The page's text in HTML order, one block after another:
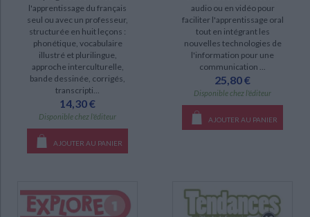
l'apprentissage du français
seul ou avec un professeur,
structurée en huit leçons :
phonétique, vocabulaire
illustré et plurilingue,
approche interculturelle,
bande dessinée, corrigés,
transcripti...
14,30 €
Disponible chez l'éditeur
AJOUTER AU PANIER
audio ou en vidéo pour
faciliter l'apprentissage oral
tout en intégrant les
nouvelles technologies de
l'information pour une
communication ...
25,80 €
Disponible chez l'éditeur
AJOUTER AU PANIER